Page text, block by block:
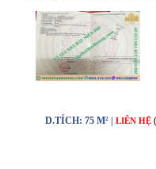
D.TÍCH: 75 M² | LIÊN HỆ